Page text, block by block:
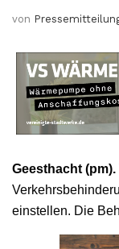
von
Geesthacht (pm).
einstellen. Die